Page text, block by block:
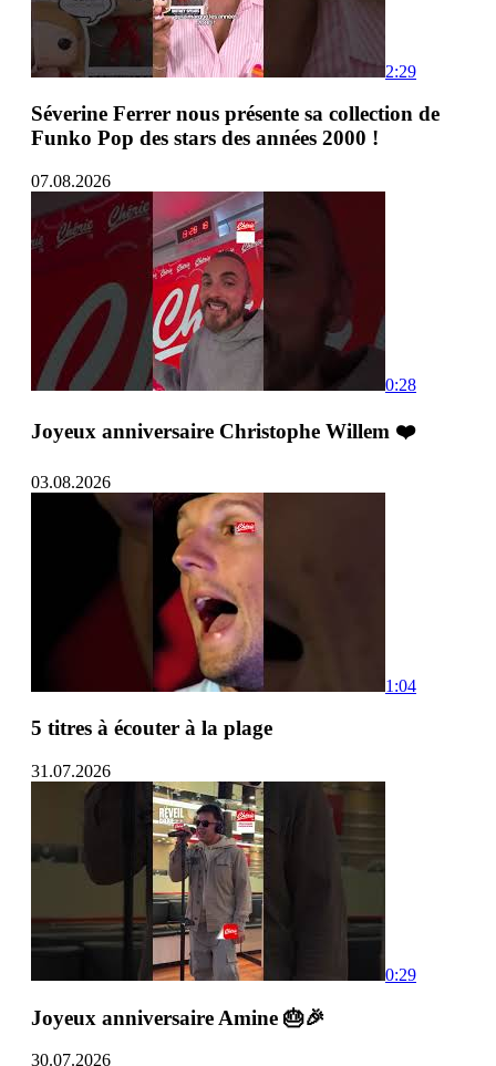
2:29
Séverine Ferrer nous présente sa collection de
Funko Pop des stars des années 2000 !
07.08.2026
0:28
Joyeux anniversaire Christophe Willem ❤️
03.08.2026
1:04
5 titres à écouter à la plage
31.07.2026
0:29
Joyeux anniversaire Amine 🎂🎉
30.07.2026